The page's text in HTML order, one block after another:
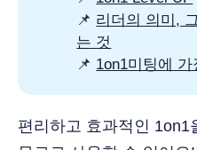
📌 리더의 의미,
는 것
📌 1on1미팅에
편리하고 효과적인 1on1